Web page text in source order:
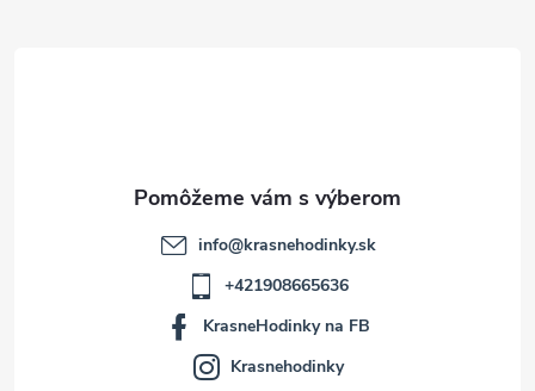
info@krasnehodinky.sk
+421908665636
KrasneHodinky na FB
Krasnehodinky